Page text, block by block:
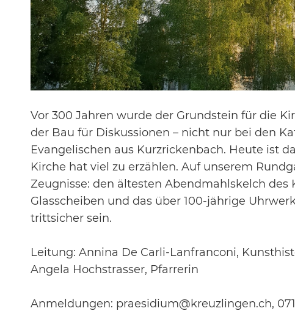
Vor 300 Jahren wurde der Grundstein für die
der Bau für Diskussionen – nicht nur bei den
Evangelischen aus Kurzrickenbach. Heute ist
Kirche hat viel zu erzählen. Auf unserem
Zeugnisse: den ältesten Abendmahlskelch des
Glasscheiben und das über 100-jährige
trittsicher sein.
Leitung: Annina De Carli-Lanfranconi,
Angela Hochstrasser, Pfarrerin
Anmeldungen: praesidium@kreuzlingen.ch, 071